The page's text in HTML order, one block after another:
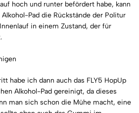
hoch und runter befördert habe, kann
Pad die Rückstände der Politur
in einem Zustand, der für
habe ich dann auch das FLY5 HopUp
Alkohol-Pad gereinigt, da dieses
man sich schon die Mühe macht, eine